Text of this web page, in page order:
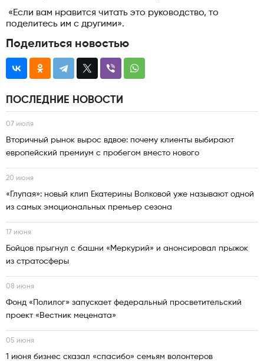
«Если вам нравится читать это руководство, то
поделитесь им с другими».
Поделиться новостью
ПОСЛЕДНИЕ НОВОСТИ
07 июля
Вторичный рынок вырос вдвое: почему клиенты выбирают
европейский премиум с пробегом вместо нового
20 июня
«Глупая»: новый клип Екатерины Волковой уже называют одной
из самых эмоциональных премьер сезона
17 июня
Бойцов прыгнул с башни «Меркурий» и анонсировал прыжок
из стратосферы
08 июня
Фонд «Полилог» запускает федеральный просветительский
проект «Вестник мецената»
05 июня
1 июня бизнес сказал «спасибо» семьям волонтеров